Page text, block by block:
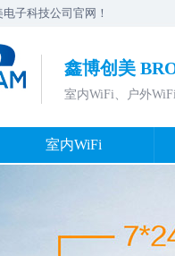
子科技公司官网！
鑫博创美
室内WiFi、户外
室内WiFi